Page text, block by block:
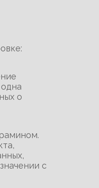
о
с